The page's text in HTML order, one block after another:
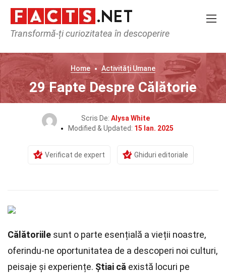
Transformă-ți curiozitatea în descoperire
Home Activități Umane
29 Fapte Despre Călătorie
Scris De: Alysa White
Modified & Updated: 15 Ian. 2025
Verificat de expert Ghiduri editoriale
Călătoriile sunt o parte esențială a vieții noastre,
oferindu-ne oportunitatea de a descoperi noi culturi,
peisaje și experiențe. Știai că există locuri pe